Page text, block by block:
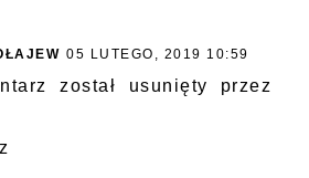
05 LUTEGO, 2019 10:59
został usunięty przez